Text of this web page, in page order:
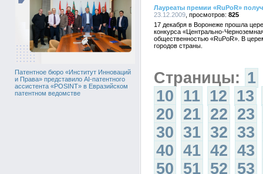
Патентное бюро «Институт Инноваций
и Права» представило AI-патентного
ассистента «POSINT» в Евразийском
патентном ведомстве
Лауреаты премии «RuPoR»
23.12.2009
825
17 декабря в Воронеже прошла
конкурса «Центрально-
общественностью «RuPoR». В
городов страны.
Страницы: 1
10 11 12 13
20 21 22 23
30 31 32 33
40 41 42 43
50 51 52 53